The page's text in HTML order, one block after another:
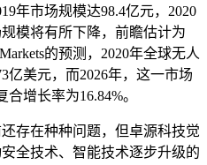
年市场规模达98.4亿元，2020
模将有所下降，前瞻估计为
的预测，2020年全球无人
亿美元，而2026年，这一市场
增长率为16.84%。
存在种种问题，但卓源科技觉
全技术、智能技术逐步升级的